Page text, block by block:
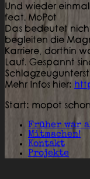
Und wieder
feat. MoPot
Das bedeutet
begleiten die
Karriere, dorthin
Lauf. Gespannt
Mehr Infos hier:
Start: mopot
Früher war
Mitmachen!
Kontakt
Projekte